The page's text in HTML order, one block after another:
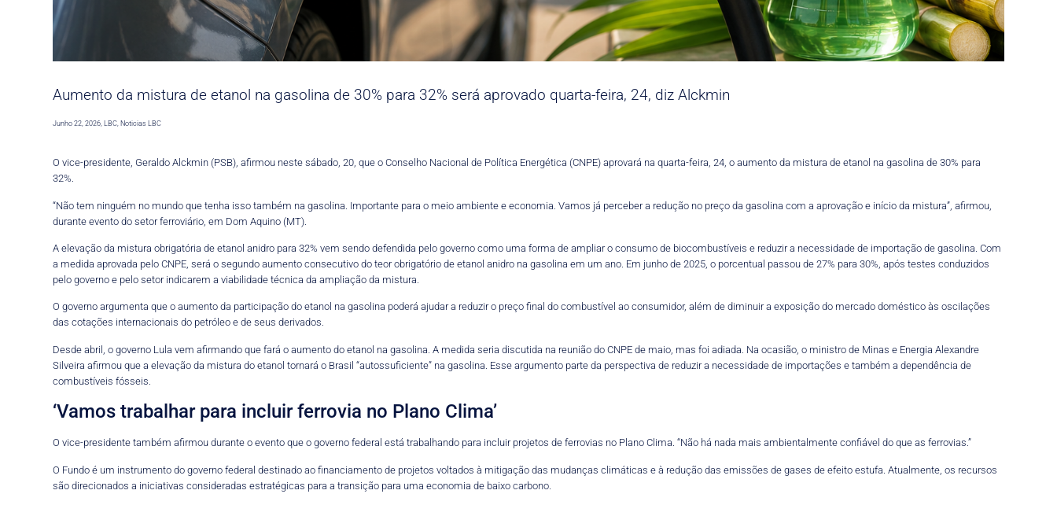
Aumento da mistura de etanol na gasolina de 30% para 32% será aprovado quarta-feira, 24, diz Alckmin
Junho 22, 2026 ,LBC Noticias LBC
O vice-presidente, Geraldo Alckmin (PSB), afirmou neste sábado, 20, que o Conselho Nacional de Política Energética (CNPE) aprovará na quarta-feira, 24, o aumento da mistura de etanol na gasolina de 30% para
32%.
“Não tem ninguém no mundo que tenha isso também na gasolina. Importante para o meio ambiente e economia. Vamos já perceber a redução no preço da gasolina com a aprovação e início da mistura”, afirmou,
durante evento do setor ferroviário, em Dom Aquino (MT).
A elevação da mistura obrigatória de etanol anidro para 32% vem sendo defendida pelo governo como uma forma de ampliar o consumo de biocombustíveis e reduzir a necessidade de importação de gasolina. Com
a medida aprovada pelo CNPE, será o segundo aumento consecutivo do teor obrigatório de etanol anidro na gasolina em um ano. Em junho de 2025, o porcentual passou de 27% para 30%, após testes conduzidos
pelo governo e pelo setor indicarem a viabilidade técnica da ampliação da mistura.
O governo argumenta que o aumento da participação do etanol na gasolina poderá ajudar a reduzir o preço final do combustível ao consumidor, além de diminuir a exposição do mercado doméstico às oscilações
das cotações internacionais do petróleo e de seus derivados.
Desde abril, o governo Lula vem afirmando que fará o aumento do etanol na gasolina. A medida seria discutida na reunião do CNPE de maio, mas foi adiada. Na ocasião, o ministro de Minas e Energia Alexandre
Silveira afirmou que a elevação da mistura do etanol tornará o Brasil “autossuficiente” na gasolina. Esse argumento parte da perspectiva de reduzir a necessidade de importações e também a dependência de
combustíveis fósseis.
‘Vamos trabalhar para incluir ferrovia no Plano Clima’
O vice-presidente também afirmou durante o evento que o governo federal está trabalhando para incluir projetos de ferrovias no Plano Clima. “Não há nada mais ambientalmente confiável do que as ferrovias.”
O Fundo é um instrumento do governo federal destinado ao financiamento de projetos voltados à mitigação das mudanças climáticas e à redução das emissões de gases de efeito estufa. Atualmente, os recursos
são direcionados a iniciativas consideradas estratégicas para a transição para uma economia de baixo carbono.